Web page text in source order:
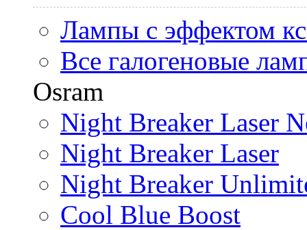
Лампы с эффектом
Все галогеновые
Osram
Night Breaker Laser
Night Breaker Laser
Night Breaker
Cool Blue Boost